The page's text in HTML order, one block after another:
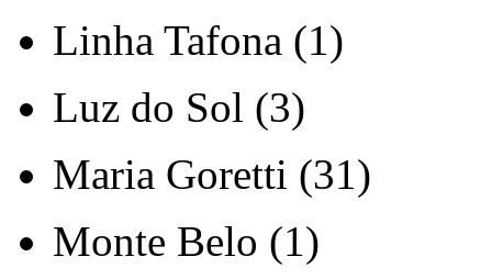
Linha Tafona (1)
Luz do Sol (3)
Maria Goretti (31)
Monte Belo (1)